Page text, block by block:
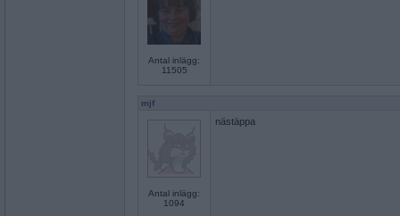
Antal inlägg:
11505
mjf
Antal inlägg:
1094
nästäppa